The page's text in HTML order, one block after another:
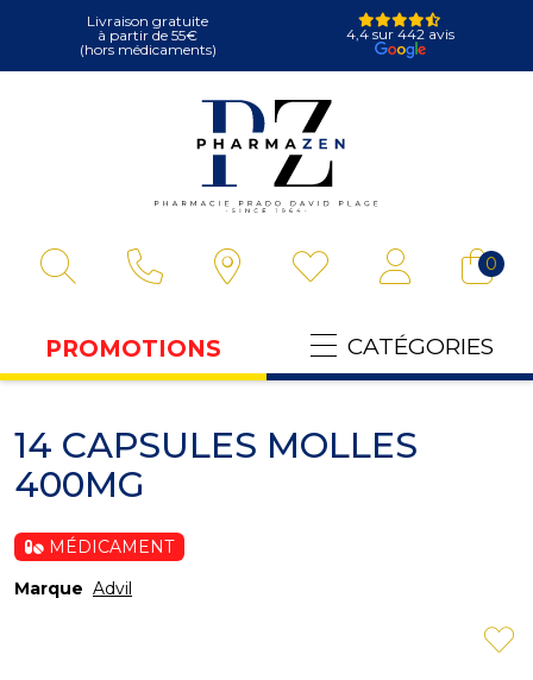
Livraison gratuite
à partir de 55€
(hors médicaments)
4,4 sur 442 avis
0
PROMOTIONS CATÉGORIES
14 CAPSULES MOLLES
400MG
MÉDICAMENT
Marque Advil